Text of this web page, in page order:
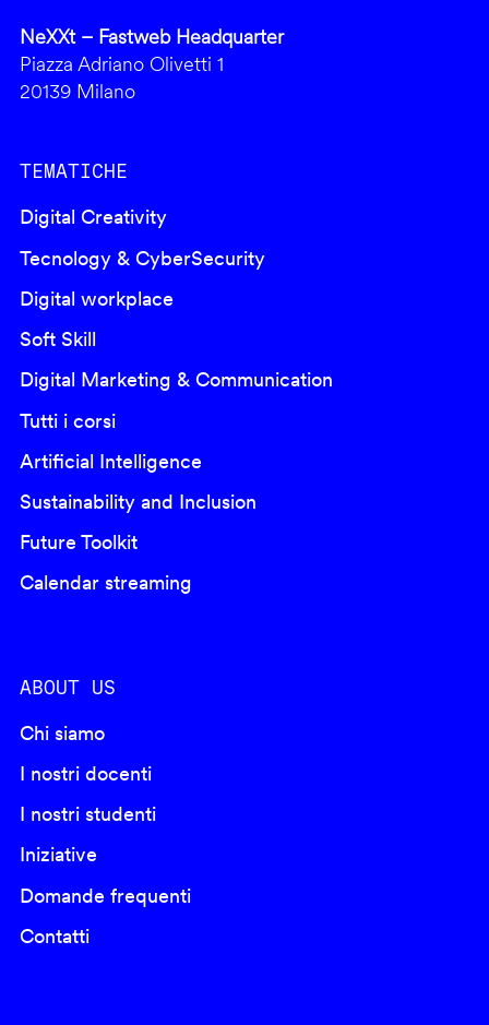
NeXXt – Fastweb Headquarter
Piazza Adriano Olivetti 1
20139 Milano
TEMATICHE
Digital Creativity
Tecnology & CyberSecurity
Digital workplace
Soft Skill
Digital Marketing & Communication
Tutti i corsi
Artificial Intelligence
Sustainability and Inclusion
Future Toolkit
Calendar streaming
ABOUT US
Chi siamo
I nostri docenti
I nostri studenti
Iniziative
Domande frequenti
Contatti